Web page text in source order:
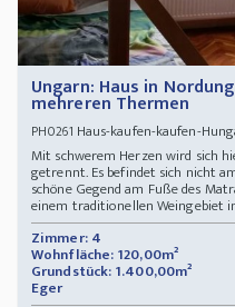
Ungarn: Haus in
mehreren Thermen
PH0261 Haus-kaufen-kaufen-
Mit schwerem Herzen wird sich
getrennt. Es befindet sich nicht
schöne Gegend am Fuße des
einem traditionellen Weingebiet
Zimmer: 4
Wohnfläche: 120,00m²
Grundstück: 1.400,00m²
Eger